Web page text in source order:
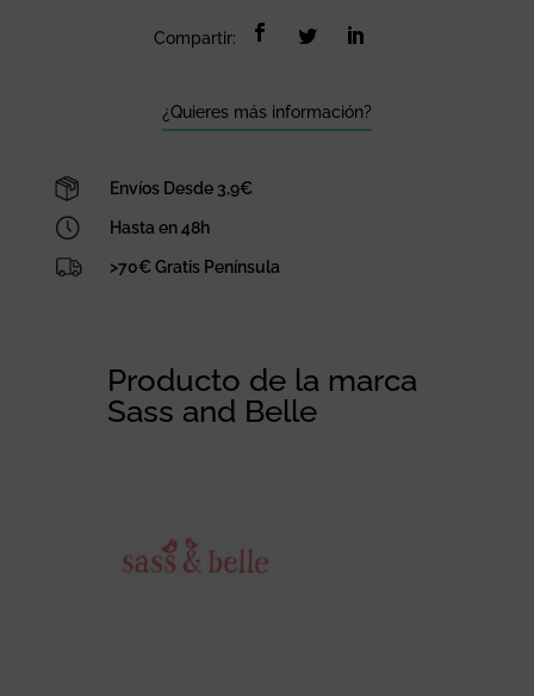
Compartir:
¿Quieres más información?
Envíos Desde 3,9€
Hasta en 48h
>70€ Gratis Península
Producto de la marca
Sass and Belle